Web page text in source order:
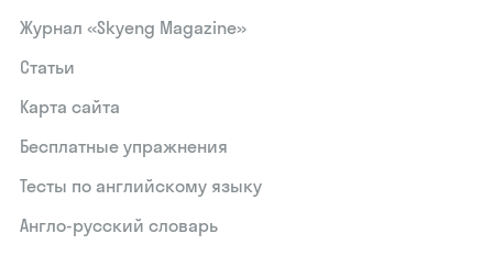
Журнал «Skyeng Magazine»
Статьи
Карта сайта
Бесплатные упражнения
Тесты по английскому языку
Англо-русский словарь